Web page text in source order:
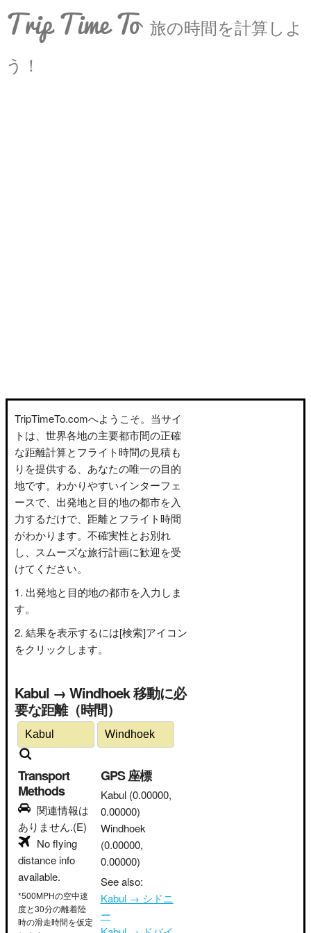
Trip Time To 旅の時間を計算しよ
う！
TripTimeTo.comへようこそ。当サイ
トは、世界各地の主要都市間の正確
な距離計算とフライト時間の見積も
りを提供する、あなたの唯一の目的
地です。わかりやすいインターフェ
ースで、出発地と目的地の都市を入
力するだけで、距離とフライト時間
がわかります。不確実性とお別れ
し、スムーズな旅行計画に歓迎を受
けてください。
出発地と目的地の都市を入力しま
す。
結果を表示するには[検索]アイコン
をクリックします。
Kabul → Windhoek 移動に必
要な距離（時間）
Transport
Methods
関連情報は
ありません.(E)
No flying
distance info
available.
*500MPHの空中速
度と30分の離着陸
時の滑走時間を仮定
GPS 座標
Kabul (0.00000,
0.00000)
Windhoek
(0.00000,
0.00000)
See also:
Kabul → シドニ
ー